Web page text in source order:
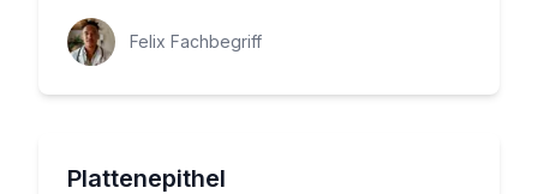
haben wir ein robustes Abwehrsyst...
Felix Fachbegriff
Plattenepithel